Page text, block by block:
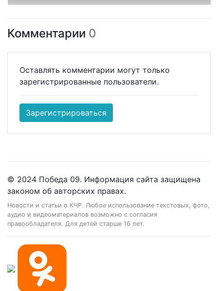
Комментарии 0
Оставлять комментарии могут только
зарегистрированные пользователи.
Зарегистрироваться
© 2024 Победа 09. Информация сайта защищена
законом об авторских правах.
Новости и статьи о КЧР. Любое использование текстовых, фото,
аудио и видеоматериалов возможно с согласия
правообладателя. Для детей старше 16 лет.